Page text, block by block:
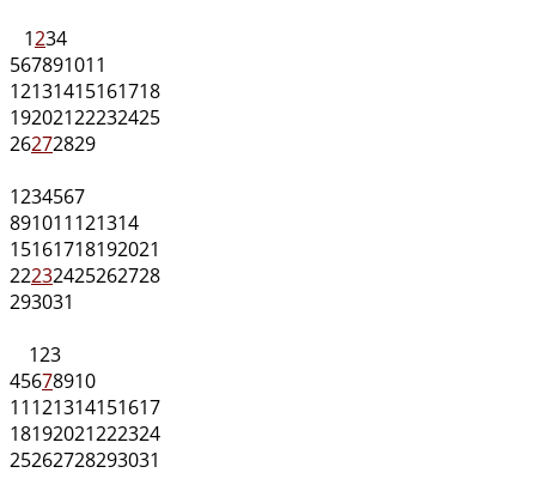
1234
567891011
12131415161718
19202122232425
26272829
1234567
891011121314
15161718192021
22232425262728
293031
123
45678910
11121314151617
18192021222324
25262728293031